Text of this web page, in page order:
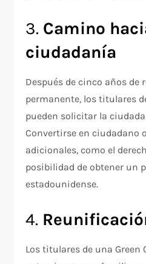
3. Camino
ciudadanía
Después de cinco años de
permanente, los titulares
pueden solicitar la
Convertirse en ciudadano
adicionales, como el
posibilidad de obtener un
estadounidense.
4.
Los titulares de una Green